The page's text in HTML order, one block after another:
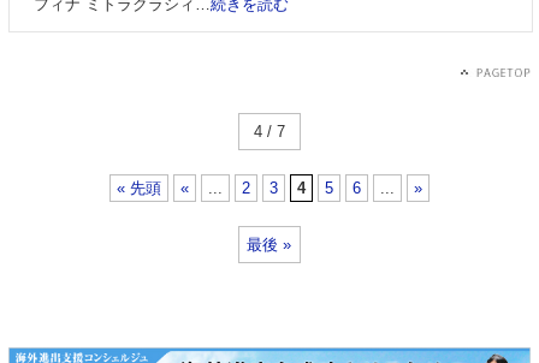
フィナ ミトラクラシィ… 続きを読む
4 / 7
« 先頭 « 2 3 4 5 6 »
最後 »